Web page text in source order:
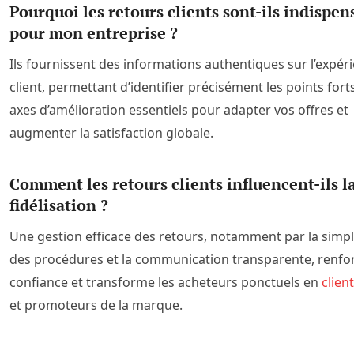
Pourquoi les retours clients sont-ils
pour mon entreprise ?
Ils fournissent des informations authentiques sur
client, permettant d’identifier précisément les points
axes d’amélioration essentiels pour adapter vos offres et
augmenter la satisfaction globale.
Comment les retours clients influencent-ils
fidélisation ?
Une gestion efficace des retours, notamment par la
des procédures et la communication transparente,
confiance et transforme les acheteurs ponctuels en
et promoteurs de la marque.